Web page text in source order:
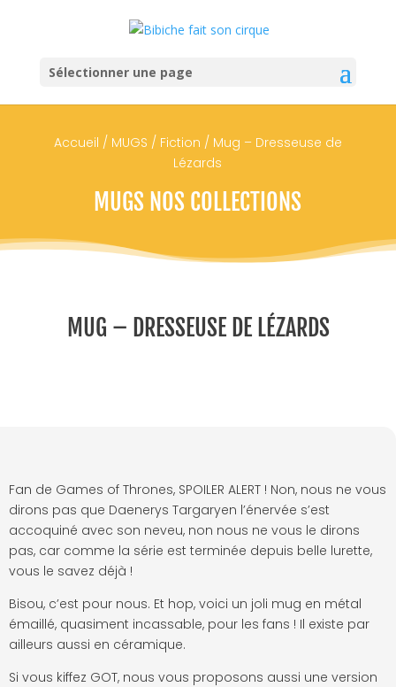
Sélectionner une page
Accueil / MUGS / Fiction / Mug – Dresseuse de
Lézards
MUGS NOS COLLECTIONS
MUG – DRESSEUSE DE LÉZARDS
Fan de Games of Thrones, SPOILER ALERT ! Non, nous ne vous
dirons pas que Daenerys Targaryen l’énervée s’est
accoquiné avec son neveu, non nous ne vous le dirons
pas, car comme la série est terminée depuis belle lurette,
vous le savez déjà !
Bisou, c’est pour nous. Et hop, voici un joli mug en métal
émaillé, quasiment incassable, pour les fans ! Il existe par
ailleurs aussi en céramique.
Si vous kiffez GOT, nous vous proposons aussi une version